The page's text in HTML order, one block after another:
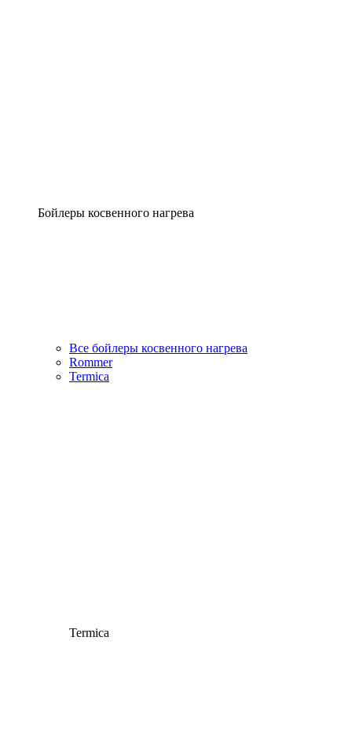
Бойлеры косвенного нагрева
Все бойлеры косвенного нагрева
Rommer
Termica
Termica